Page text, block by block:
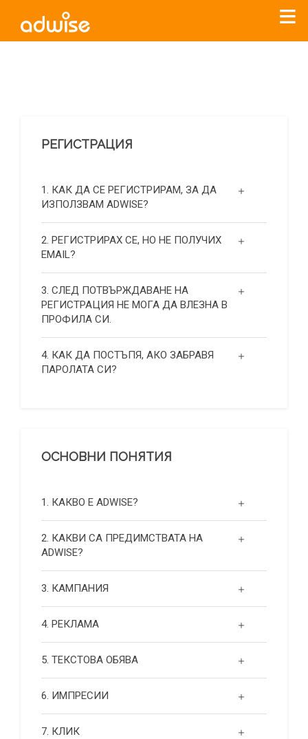
РЕГИСТРАЦИЯ
1. КАК ДА СЕ РЕГИСТРИРАМ, ЗА ДА
ИЗПОЛЗВАМ ADWISE?
2. РЕГИСТРИРАХ СЕ, НО НЕ ПОЛУЧИХ
EMAIL?
3. СЛЕД ПОТВЪРЖДАВАНЕ НА
РЕГИСТРАЦИЯ НЕ МОГА ДА ВЛЕЗНА В
ПРОФИЛА СИ.
4. КАК ДА ПОСТЪПЯ, АКО ЗАБРАВЯ
ПАРОЛАТА СИ?
ОСНОВНИ ПОНЯТИЯ
1. КАКВО Е ADWISE?
2. КАКВИ СА ПРЕДИМСТВАТА НА
ADWISE?
3. КАМПАНИЯ
4. РЕКЛАМА
5. ТЕКСТОВА ОБЯВА
6. ИМПРЕСИИ
7. КЛИК